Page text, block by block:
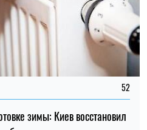
52
зимы: Киев восстановил